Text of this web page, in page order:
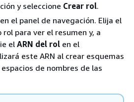
y seleccione Crear rol.
en el panel de navegación. Elija el
para ver el resumen y, a
el ARN del rol en el
este ARN al crear esquemas
de nombres de las